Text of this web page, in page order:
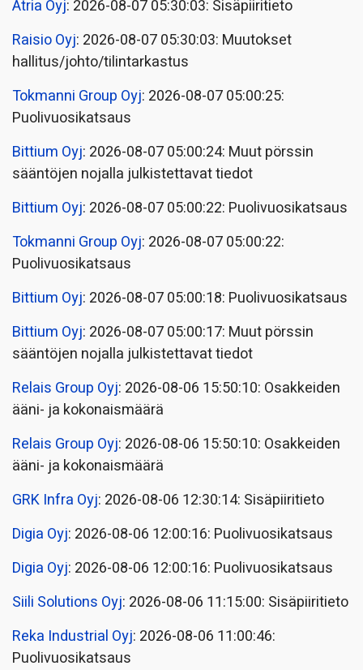
Atria Oyj: 2026-08-07 05:30:03: Sisäpiiritieto
Raisio Oyj: 2026-08-07 05:30:03: Muutokset
hallitus/johto/tilintarkastus
Tokmanni Group Oyj: 2026-08-07 05:00:25:
Puolivuosikatsaus
Bittium Oyj: 2026-08-07 05:00:24: Muut pörssin
sääntöjen nojalla julkistettavat tiedot
Bittium Oyj: 2026-08-07 05:00:22: Puolivuosikatsaus
Tokmanni Group Oyj: 2026-08-07 05:00:22:
Puolivuosikatsaus
Bittium Oyj: 2026-08-07 05:00:18: Puolivuosikatsaus
Bittium Oyj: 2026-08-07 05:00:17: Muut pörssin
sääntöjen nojalla julkistettavat tiedot
Relais Group Oyj: 2026-08-06 15:50:10: Osakkeiden
ääni- ja kokonaismäärä
Relais Group Oyj: 2026-08-06 15:50:10: Osakkeiden
ääni- ja kokonaismäärä
GRK Infra Oyj: 2026-08-06 12:30:14: Sisäpiiritieto
Digia Oyj: 2026-08-06 12:00:16: Puolivuosikatsaus
Digia Oyj: 2026-08-06 12:00:16: Puolivuosikatsaus
Siili Solutions Oyj: 2026-08-06 11:15:00: Sisäpiiritieto
Reka Industrial Oyj: 2026-08-06 11:00:46:
Puolivuosikatsaus